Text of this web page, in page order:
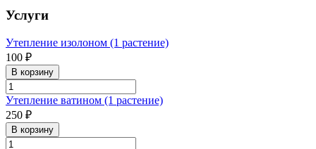
Услуги
Утепление изолоном (1 растение)
100 ₽
В корзину
Утепление ватином (1 растение)
250 ₽
В корзину